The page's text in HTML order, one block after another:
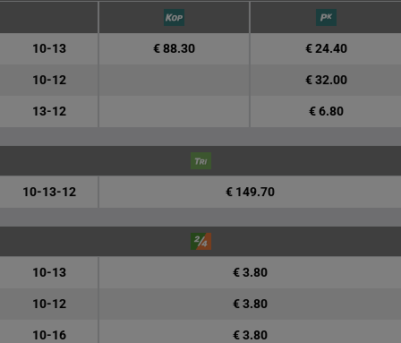
10-13 € 88.30 € 24.40
10-12 € 32.00
13-12 € 6.80
10-13-12 € 149.70
10-13 € 3.80
10-12 € 3.80
10-16 € 3.80